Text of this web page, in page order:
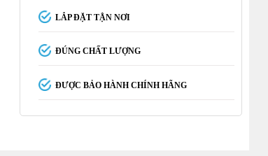
LẮP ĐẶT TẬN NƠI
ĐÚNG CHẤT LƯỢNG
ĐƯỢC BẢO HÀNH CHÍNH HÃNG